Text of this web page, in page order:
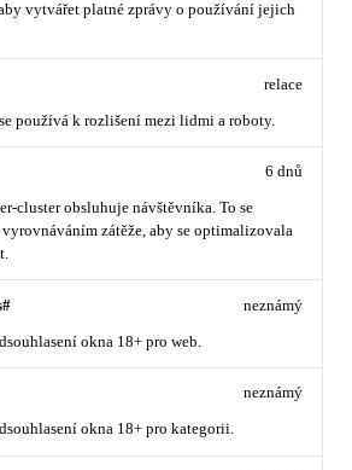
vytvářet platné zprávy o používání jejich
používá k rozlišení mezi lidmi a roboty.
relace
cluster obsluhuje návštěvníka. To se
zátěže, aby se optimalizovala
6 dnů
okna 18+ pro web.
neznámý
okna 18+ pro kategorii.
neznámý